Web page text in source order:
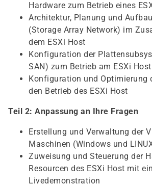
Hardware zum Betrieb eines
Architektur, Planung und
(Storage Array Network) im
dem ESXi Host
Konfiguration der
SAN) zum Betrieb am ESXi Host
Konfiguration und Optimierung
den Betrieb des ESXi Host
Teil 2: Anpassung an Ihre Fragen
Erstellung und Verwaltung der
Maschinen (Windows und
Zuweisung und Steuerung der
Resourcen des ESXi Host mit
Livedemonstration